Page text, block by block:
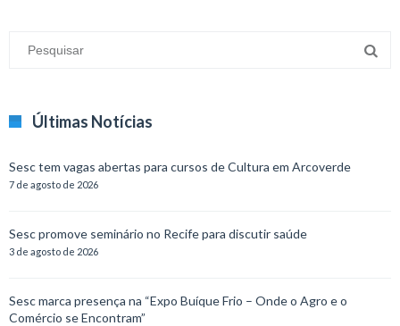
Últimas Notícias
Sesc tem vagas abertas para cursos de Cultura em Arcoverde
7 de agosto de 2026
Sesc promove seminário no Recife para discutir saúde
3 de agosto de 2026
Sesc marca presença na “Expo Buíque Frio – Onde o Agro e o
Comércio se Encontram”